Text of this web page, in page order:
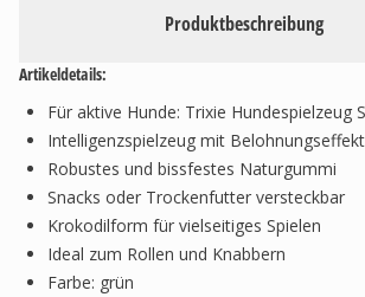
Produktbeschreibung
Artikeldetails:
Für aktive Hunde: Trixie Hundespielzeug
Intelligenzspielzeug mit Belohnungseffekt
Robustes und bissfestes Naturgummi
Snacks oder Trockenfutter versteckbar
Krokodilform für vielseitiges Spielen
Ideal zum Rollen und Knabbern
Farbe: grün